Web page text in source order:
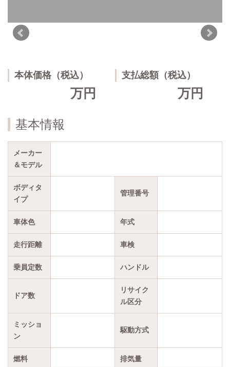
本体価格（税込）
万円
支払総額（税込）
万円
基本情報
メーカー
＆モデル
ボディタ
イプ
管理番号
車体色 年式
走行距離 車検
乗員定数 ハンドル
ドア数
リサイク
ル区分
ミッショ
ン
駆動方式
燃料 排気量